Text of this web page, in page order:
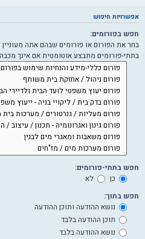
אפשרויות חיפוש
חפש בפורומים:
בחר את הפורום או פורומים שבהם אתה
בתתי-פורומים מתבצע אוטומטית אם אינך
חפש בתתי-פורומים:
כן
לא
חפש בתוך:
נושא ההודעה ותוכן ההודעה
תוכן ההודעה בלבד
נושא ההודעה בלבד